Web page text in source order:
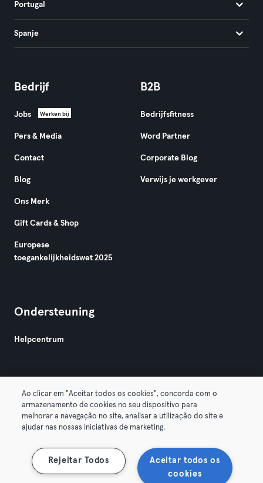
Portugal
Spanje
Bedrijf
Jobs Werken bij
Pers & Media
Contact
Blog
Ons Merk
Gift Cards & Shop
Europese
toegankelijkheidswet 2025
B2B
Bedrijfsfitness
Word Partner
Corporate Blog
Verwijs je werkgever
Ondersteuning
Helpcentrum
Algemene Voorwaarden Privacy
Membership opzeggen Trek hier je contract terug
Ao clicar em "Aceitar todos os cookies", concorda com o
armazenamento de cookies no seu dispositivo para
melhorar a navegação no site, analisar a utilização do site e
ajudar nas nossas iniciativas de marketing.
Aceitar todos os
cookies
Rejeitar Todos